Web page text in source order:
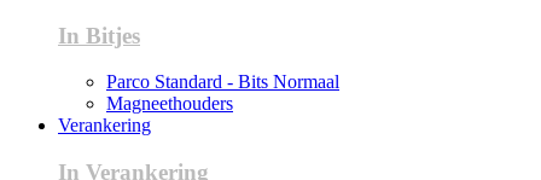
In Bitjes
Parco Standard - Bits Normaal
Magneethouders
Verankering
In Verankering